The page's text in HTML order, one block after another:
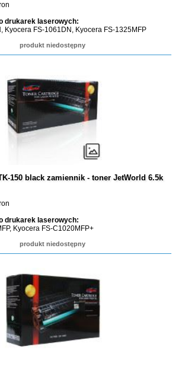
drukarek laserowych:
Kyocera FS-1061DN, Kyocera FS-1325MFP
produkt niedostępny
150 black zamiennik - toner JetWorld 6.5k
drukarek laserowych:
Kyocera FS-C1020MFP+
produkt niedostępny